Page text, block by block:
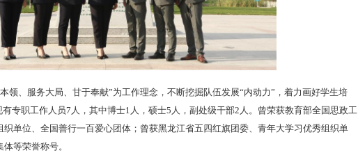
领、服务大局、甘于奉献”为工作理念，不断挖掘队伍发展“内动力”，着力画好学生培
专职工作人员7人，其中博士1人，硕士5人，副处级干部2人。曾荣获教育部全国思政工
单位、全国善行一百爱心团体；曾获黑龙江省五四红旗团委、青年大学习优秀组织单
等荣誉称号。